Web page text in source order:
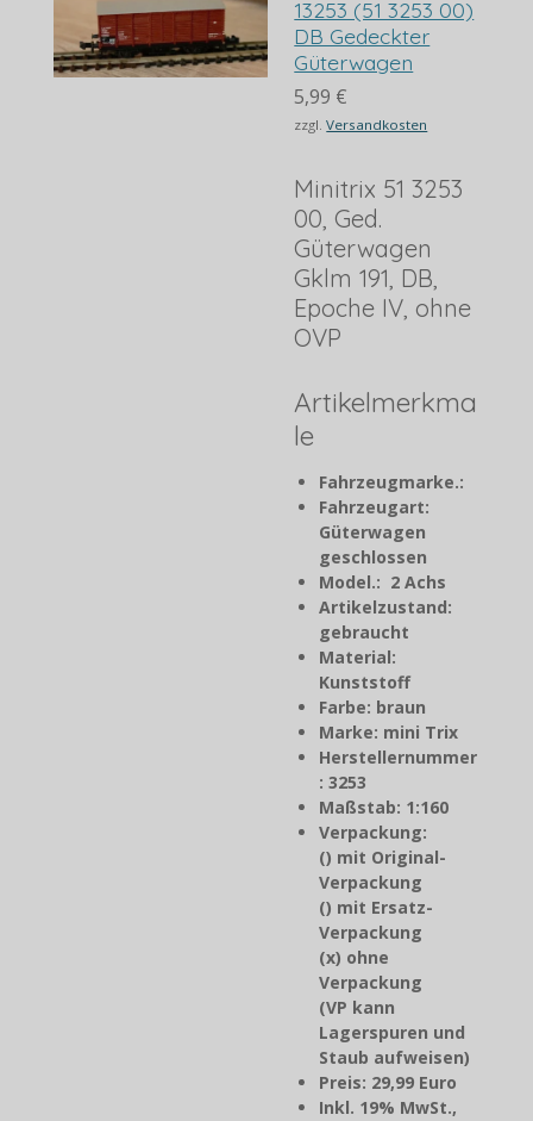
13253 (51 3253 00)
DB Gedeckter
Güterwagen
5,99 €
zzgl.Versandkosten
Minitrix 51 3253
00, Ged.
Güterwagen
Gklm 191, DB,
Epoche IV, ohne
OVP
Artikelmerkma
le
Fahrzeugmarke.:
Fahrzeugart:
Güterwagen
geschlossen
Model.: 2 Achs
Artikelzustand:
gebraucht
Material:
Kunststoff
Farbe: braun
Marke: mini Trix
Herstellernummer
: 3253
Maßstab: 1:160
Verpackung:
() mit Original-
Verpackung
() mit Ersatz-
Verpackung
(x) ohne
Verpackung
(VP kann
Lagerspuren und
Staub aufweisen)
Preis: 29,99 Euro
Inkl. 19% MwSt.,